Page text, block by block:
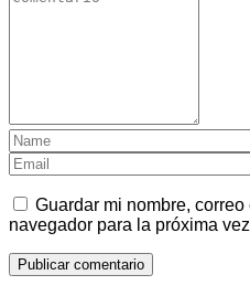
Guardar mi nombre,
navegador para la próxima